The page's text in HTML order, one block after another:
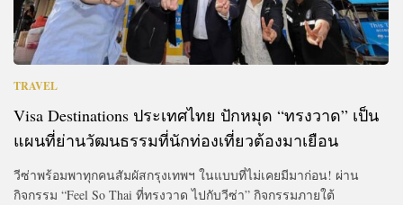
TRAVEL
Visa Destinations ประเทศไทย ปักหมุด “ทรงวาด” เป็น
แผนที่ย่านวัฒนธรรมที่นักท่องเที่ยวต้องมาเยือน
วีซ่าพร้อมพาทุกคนสัมผัสกรุงเทพฯ ในแบบที่ไม่เคยมีมาก่อน! ผ่าน
กิจกรรม “Feel So Thai ที่ทรงวาด ไปกับวีซ่า” กิจกรรมภายใต้